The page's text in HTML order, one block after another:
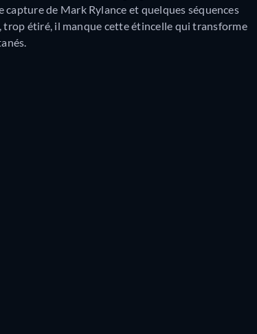
de Mark Rylance et quelques séquences
trop étiré, il manque cette étincelle qui transforme